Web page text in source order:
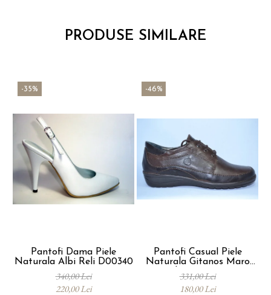
PRODUSE SIMILARE
-35%
Pantofi Dama Piele
Naturala Albi Reli D00340
340,00 Lei
220,00 Lei
-46%
Pantofi Casual Piele
Naturala Gitanos Maro
Belona D00723
331,00 Lei
180,00 Lei